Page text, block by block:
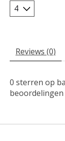
Reviews (0)
0 sterren op
beoordelingen